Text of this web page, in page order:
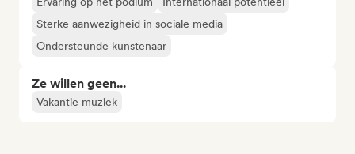
Sterke aanwezigheid in sociale media
Ondersteunde kunstenaar
Ze willen geen...
Vakantie muziek